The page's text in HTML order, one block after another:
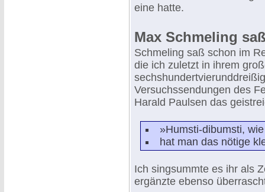
eine hatte.
Max Schmeling
Schmeling saß schon im
die ich zuletzt in ihrem
Versuchssendungen des
Harald Paulsen das
»Humsti-dibumsti,
hat man das nötige
Ich singsummte es ihr als
ergänzte ebenso